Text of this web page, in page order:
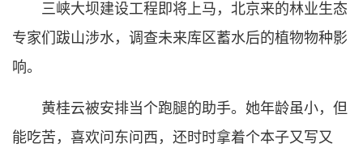
三峡大坝建设工程即将上马，北京来的林业生态
专家们跋山涉水，调查未来库区蓄水后的植物物种影
响。
黄桂云被安排当个跑腿的助手。她年龄虽小，但
能吃苦，喜欢问东问西，还时时拿着个本子又写又